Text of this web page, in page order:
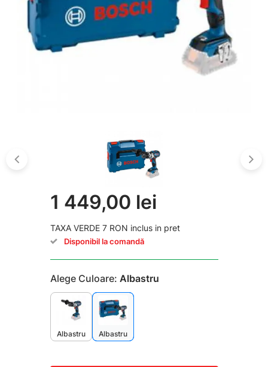
1 449,00 lei
TAXA VERDE 7 RON inclus in pret
Disponibil la comandă
Alege Culoare: Albastru
Albastru Albastru